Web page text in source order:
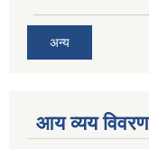
अन्य
आय व्यय विवरण